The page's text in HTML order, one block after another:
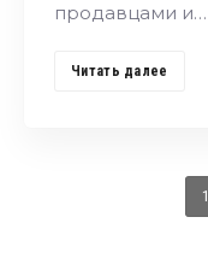
продавцами и…
Читать далее
1